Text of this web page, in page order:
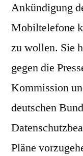
Ankündigung
Mobiltelefone
zu wollen. Sie
gegen die
Kommission
deutschen
Pläne